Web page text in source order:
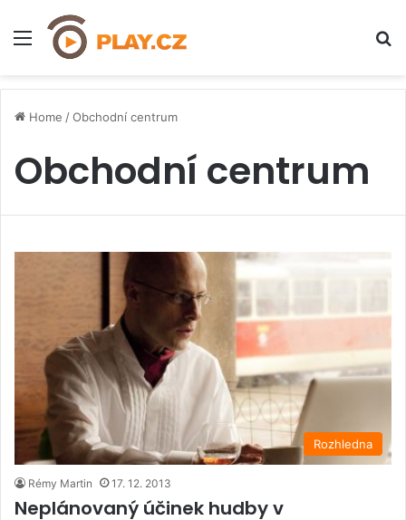
Menu
Home /Obchodní centrum
Obchodní centrum
Rozhledna
Rémy Martin 17. 12. 2013
Neplánovaný účinek hudby v